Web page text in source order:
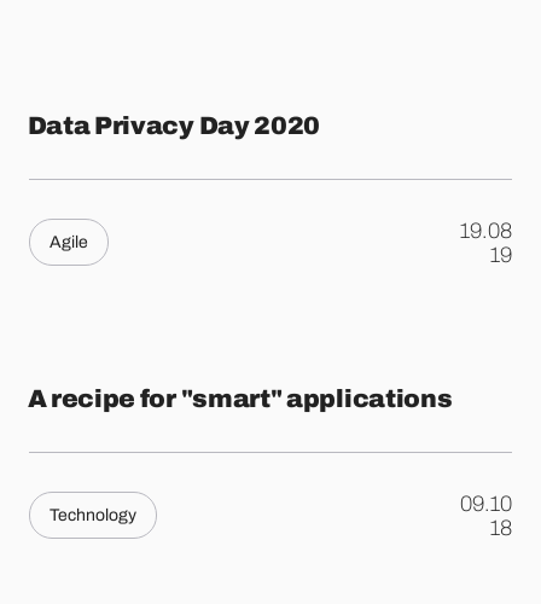
Data Privacy Day 2020
Agile
19.08
.19
A recipe for "smart" applications
Technology
09.10
.18